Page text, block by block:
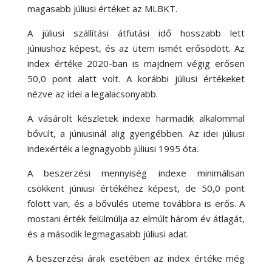
magasabb júliusi értéket az MLBKT.
A júliusi szállítási átfutási idő hosszabb lett
júniushoz képest, és az ütem ismét erősödött. Az
index értéke 2020-ban is majdnem végig erősen
50,0 pont alatt volt. A korábbi júliusi értékeket
nézve az idei a legalacsonyabb.
A vásárolt készletek indexe harmadik alkalommal
bővült, a júniusinál alig gyengébben. Az idei júliusi
indexérték a legnagyobb júliusi 1995 óta.
A beszerzési mennyiség indexe minimálisan
csökkent júniusi értékéhez képest, de 50,0 pont
fölött van, és a bővülés üteme továbbra is erős. A
mostani érték felülmúlja az elmúlt három év átlagát,
és a második legmagasabb júliusi adat.
A beszerzési árak esetében az index értéke még